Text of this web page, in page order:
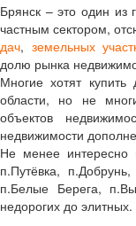
Брянск – это один из
частным сектором,
дач, земельных
долю рынка
Многие хотят
области, но не
объектов
недвижимости
Не менее интересно
п.Путёвка,
п.Белые Берега,
недорогих до элитных.